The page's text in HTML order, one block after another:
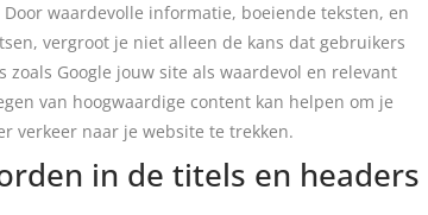
waardevolle informatie, boeiende teksten, en
vergroot je niet alleen de kans dat gebruikers
Google jouw site als waardevol en relevant
van hoogwaardige content kan helpen om je
verkeer naar je website te trekken.
in de titels en headers